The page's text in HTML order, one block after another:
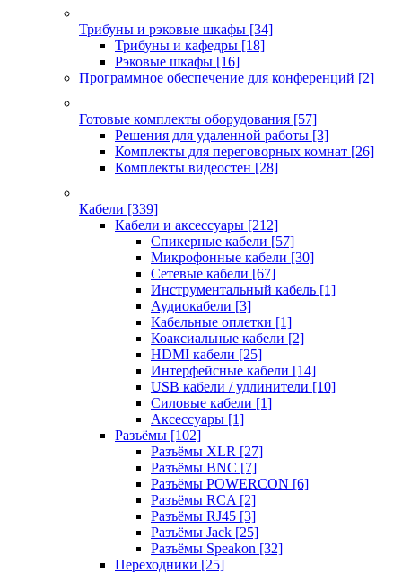
Трибуны и рэковые шкафы [34]
Трибуны и кафедры [18]
Рэковые шкафы [16]
Программное обеспечение для конференций [2]
Готовые комплекты оборудования [57]
Решения для удаленной работы [3]
Комплекты для переговорных комнат [26]
Комплекты видеостен [28]
Кабели [339]
Кабели и аксессуары [212]
Спикерные кабели [57]
Микрофонные кабели [30]
Сетевые кабели [67]
Инструментальный кабель [1]
Аудиокабели [3]
Кабельные оплетки [1]
Коаксиальные кабели [2]
HDMI кабели [25]
Интерфейсные кабели [14]
USB кабели / удлинители [10]
Силовые кабели [1]
Аксессуары [1]
Разъёмы [102]
Разъёмы XLR [27]
Разъёмы BNC [7]
Разъёмы POWERCON [6]
Разъёмы RCA [2]
Разъёмы RJ45 [3]
Разъёмы Jack [25]
Разъёмы Speakon [32]
Переходники [25]